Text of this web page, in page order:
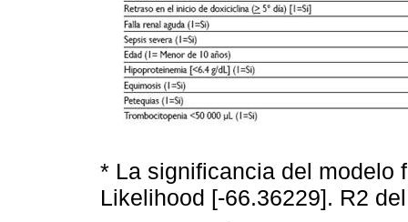
* La significancia del modelo
Likelihood [-66.36229]. R2